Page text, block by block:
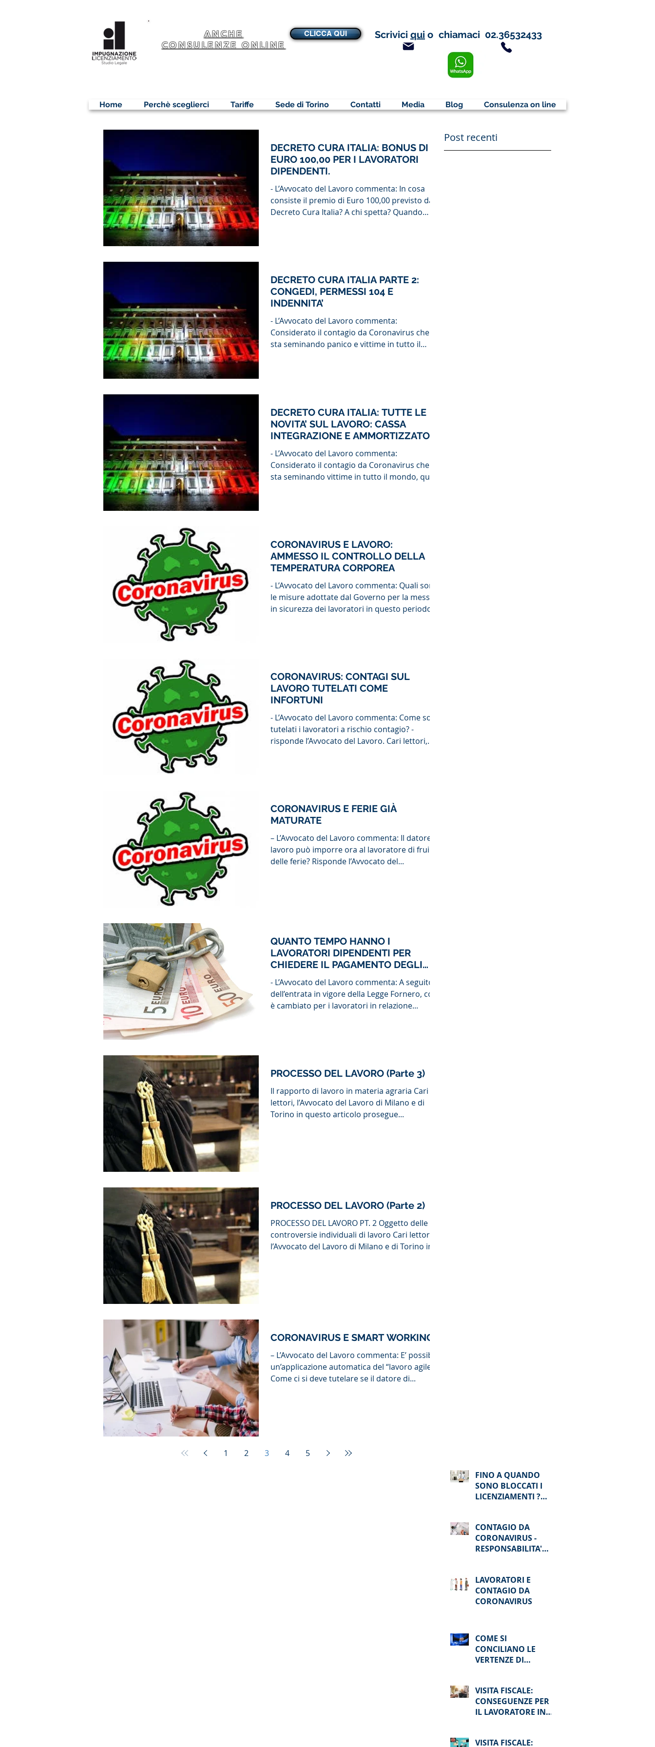
CLICCA QUI
ANCHE
CONSULENZE ONLINE
Scrivici qui o chiamaci 02.36532433
Home Perchè sceglierci Tariffe Sede di Torino Contatti Media Blog Consulenza on line
DECRETO CURA ITALIA: BONUS DI
EURO 100,00 PER I LAVORATORI
DIPENDENTI.
- L’Avvocato del Lavoro commenta: In cosa
consiste il premio di Euro 100,00 previsto dal
Decreto Cura Italia? A chi spetta? Quando
DECRETO CURA ITALIA PARTE 2:
CONGEDI, PERMESSI 104 E
INDENNITA’
- L’Avvocato del Lavoro commenta:
Considerato il contagio da Coronavirus che
sta seminando panico e vittime in tutto il
DECRETO CURA ITALIA: TUTTE LE
NOVITA’ SUL LAVORO: CASSA
INTEGRAZIONE E AMMORTIZZATORI
- L’Avvocato del Lavoro commenta:
Considerato il contagio da Coronavirus che
sta seminando vittime in tutto il mondo, quali
CORONAVIRUS E LAVORO:
AMMESSO IL CONTROLLO DELLA
TEMPERATURA CORPOREA
- L’Avvocato del Lavoro commenta: Quali sono
le misure adottate dal Governo per la messa
in sicurezza dei lavoratori in questo periodo
CORONAVIRUS: CONTAGI SUL
LAVORO TUTELATI COME
INFORTUNI
- L’Avvocato del Lavoro commenta: Come sono
tutelati i lavoratori a rischio contagio? -
risponde l’Avvocato del Lavoro. Cari lettori,...
CORONAVIRUS E FERIE GIÀ
MATURATE
– L’Avvocato del Lavoro commenta: Il datore di
lavoro può imporre ora al lavoratore di fruire
delle ferie? Risponde l’Avvocato del...
QUANTO TEMPO HANNO I
LAVORATORI DIPENDENTI PER
CHIEDERE IL PAGAMENTO DEGLI
- L’Avvocato del Lavoro commenta: A seguito
dell’entrata in vigore della Legge Fornero, cosa
è cambiato per i lavoratori in relazione...
PROCESSO DEL LAVORO (Parte 3)
Il rapporto di lavoro in materia agraria Cari
lettori, l’Avvocato del Lavoro di Milano e di
Torino in questo articolo prosegue...
PROCESSO DEL LAVORO (Parte 2)
PROCESSO DEL LAVORO PT. 2 Oggetto delle
controversie individuali di lavoro Cari lettori,
l’Avvocato del Lavoro di Milano e di Torino in...
CORONAVIRUS E SMART WORKING
– L’Avvocato del Lavoro commenta: E’ possibile
un’applicazione automatica del “lavoro agile”?
Come ci si deve tutelare se il datore di...
1 2 3 4 5
Post recenti
FINO A QUANDO
SONO BLOCCATI I
LICENZIAMENTI ?
FINO AD AGOSTO
CONTAGIO DA
CORONAVIRUS -
RESPONSABILITA'
LAVORATORI E
CONTAGIO DA
CORONAVIRUS
COME SI
CONCILIANO LE
VERTENZE DI
VISITA FISCALE:
CONSEGUENZE PER
IL LAVORATORE IN
VISITA FISCALE: